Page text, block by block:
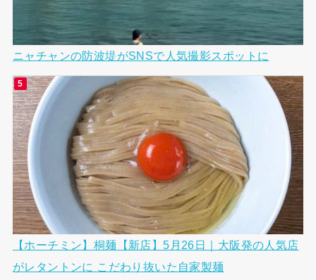
ニャチャンの防波堤がSNSで人気撮影スポットに
【ホーチミン】桐麺【新店】5月26日｜大阪発の人気店
がレタントンに こだわり抜いた自家製麺